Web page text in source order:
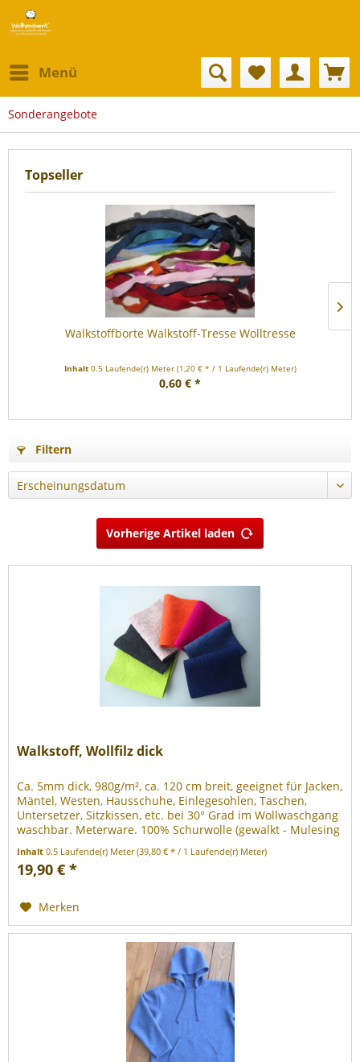
Menü
Sonderangebote
Topseller
Walkstoffborte Walkstoff-Tresse Wolltresse
Inhalt 0.5 Laufende(r) Meter (1,20 € * / 1 Laufende(r) Meter)
0,60 € *
Filtern
Vorherige Artikel laden
Walkstoff, Wollfilz dick
Ca. 5mm dick, 980g/m², ca. 120 cm breit, geeignet für Jacken,
Mäntel, Westen, Hausschuhe, Einlegesohlen, Taschen,
Untersetzer, Sitzkissen, etc. bei 30° Grad im Wollwaschgang
waschbar. Meterware. 100% Schurwolle (gewalkt - Mulesing
Inhalt0.5 Laufende(r) Meter(39,80 € * / 1 Laufende(r) Meter)
19,90 € *
Merken